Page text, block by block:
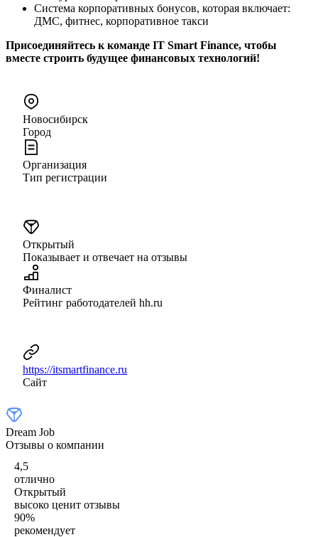
Система корпоративных бонусов, которая включает:
ДМС, фитнес, корпоративное такси
Присоединяйтесь к команде IT Smart Finance, чтобы
вместе строить будущее финансовых технологий!
Новосибирск
Город
Организация
Тип регистрации
Открытый
Показывает и отвечает на отзывы
Финалист
Рейтинг работодателей hh.ru
https://itsmartfinance.ru
Сайт
Dream Job
Отзывы о компании
4,5
отлично
Открытый
высоко ценит отзывы
90%
рекомендует